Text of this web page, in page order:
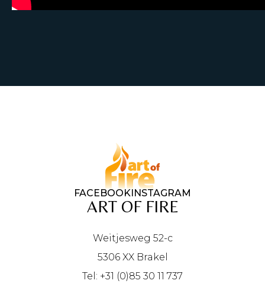
FACEBOOKINSTAGRAM
ART OF FIRE
Weitjesweg 52-c
5306 XX Brakel
Tel: +31 (0)85 30 11 737